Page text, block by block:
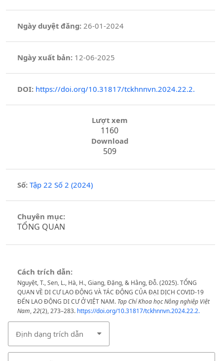
Ngày duyệt đăng:26-01-2024
Ngày xuất bản: 12-06-2025
DOI: https://doi.org/10.31817/tckhnnvn.2024.22.2.
Lượt xem
1160
Download
509
Số: Tập 22 Số 2 (2024)
Chuyên mục:
TỔNG QUAN
Cách trích dẫn:
Nguyệt, T., Sen, L., Hà, H., Giang, Đặng, & Hằng, Đỗ. (2025). TỔNG
QUAN VỀ DI CƯ LAO ĐỘNG VÀ TÁC ĐỘNG CỦA ĐẠI DỊCH COVID-19
ĐẾN LAO ĐỘNG DI CƯ Ở VIỆT NAM. Tạp Chí Khoa học Nông nghiệp Việt
Nam,22(2), 273–283. https://doi.org/10.31817/tckhnnvn.2024.22.2.
Định dạng trích dẫn